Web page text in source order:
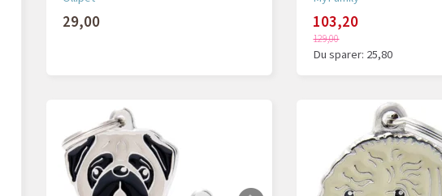
29,00 103,20
129,00
Du sparer: 25,80